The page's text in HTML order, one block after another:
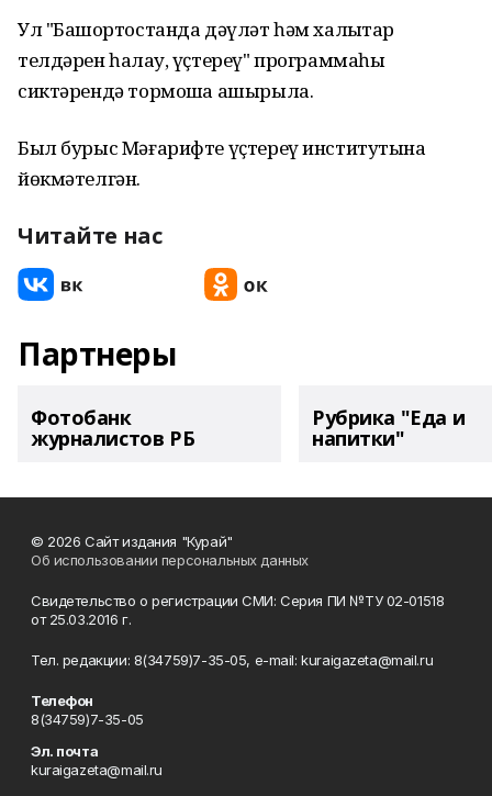
Ул "Башҡортостанда дәүләт һәм халыҡтар
телдәрен һаҡлау, үҫтереү" программаһы
сиктәрендә тормошҡа ашырыла.
Был бурыс Мәғарифте үҫтереү институтына
йөкмәтелгән.
Читайте нас
Партнеры
Фотобанк
журналистов РБ
Рубрика "Еда и
напитки"
© 2026 Сайт издания "Курай"
Об использовании персональных данных
Свидетельство о регистрации СМИ: Серия ПИ №ТУ 02-01518
от 25.03.2016 г.
Тел. редакции: 8(34759)7-35-05, e-mail: kuraigazeta@mail.ru
Телефон
8(34759)7-35-05
Эл. почта
kuraigazeta@mail.ru